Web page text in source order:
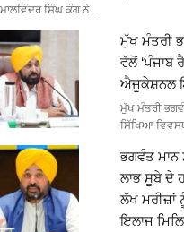
ਮਾਲਵਿੰਦਰ ਸਿੰਘ ਕੰਗ ਨੇ…
ਮੁੱਖ ਮੰਤਰੀ
ਵੱਲੋਂ
ਐਜੂਕੇਸ਼ਨਲ
ਮੁੱਖ ਮੰਤਰੀ
ਸਿੱਖਿਆ
ਭਗਵੰਤ ਮਾਨ
ਲਾਭ ਸੂਬੇ ਦੇ
ਲੱਖ ਮਰੀਜ਼ਾਂ
ਇਲਾਜ